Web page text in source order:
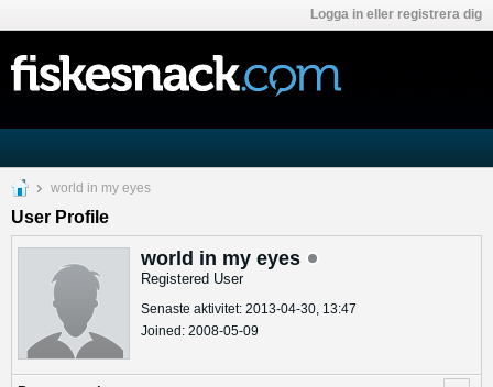
Logga in eller registrera dig
world in my eyes
User Profile
world in my eyes
Registered User
Senaste aktivitet: 2013-04-30, 13:47
Joined: 2008-05-09